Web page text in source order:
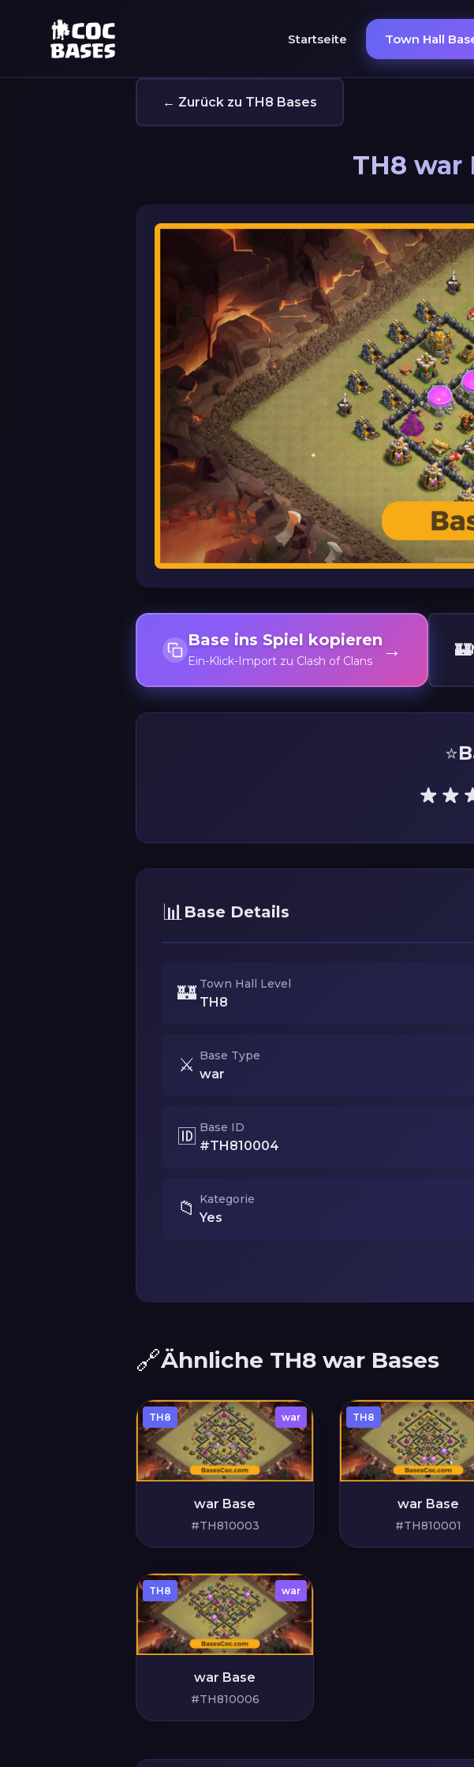
Startseite Town Hall
← Zurück zu TH8 Bases
TH8 war
Base ins Spiel kopieren
Ein-Klick-Import zu Clash of Clans → 🏰
⭐
📊Base Details
🏰 Town Hall Level
TH8
⚔️ Base Type
war
🆔 Base ID
#TH810004
📁 Kategorie
Yes
🔗Ähnliche TH8 war Bases
TH8 war
war Base
#TH810003
TH8
war Base
#TH810001
TH8 war
war Base
#TH810006